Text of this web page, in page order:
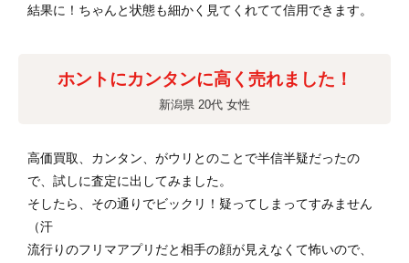
結果に！ちゃんと状態も細かく見てくれてて信用できます。
ホントにカンタンに高く売れました！
新潟県 20代 女性
高価買取、カンタン、がウリとのことで半信半疑だったの
で、試しに査定に出してみました。
そしたら、その通りでビックリ！疑ってしまってすみません
（汗
流行りのフリマアプリだと相手の顔が見えなくて怖いので、